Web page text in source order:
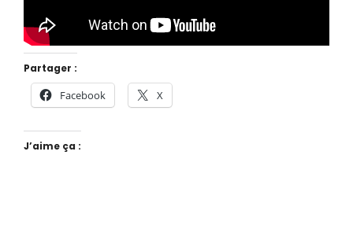
Partager :
Facebook X
J’aime ça :